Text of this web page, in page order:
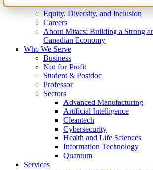
What We Do
Equity, Diversity, and Inclusion
Careers
About Mitacs: Building a Strong
Canadian Economy
Who We Serve
Business
Not-for-Profit
Student & Postdoc
Professor
Sectors
Advanced Manufacturing
Artificial Intelligence
Cleantech
Cybersecurity
Health and Life Sciences
Information Technology
Quantum
Services